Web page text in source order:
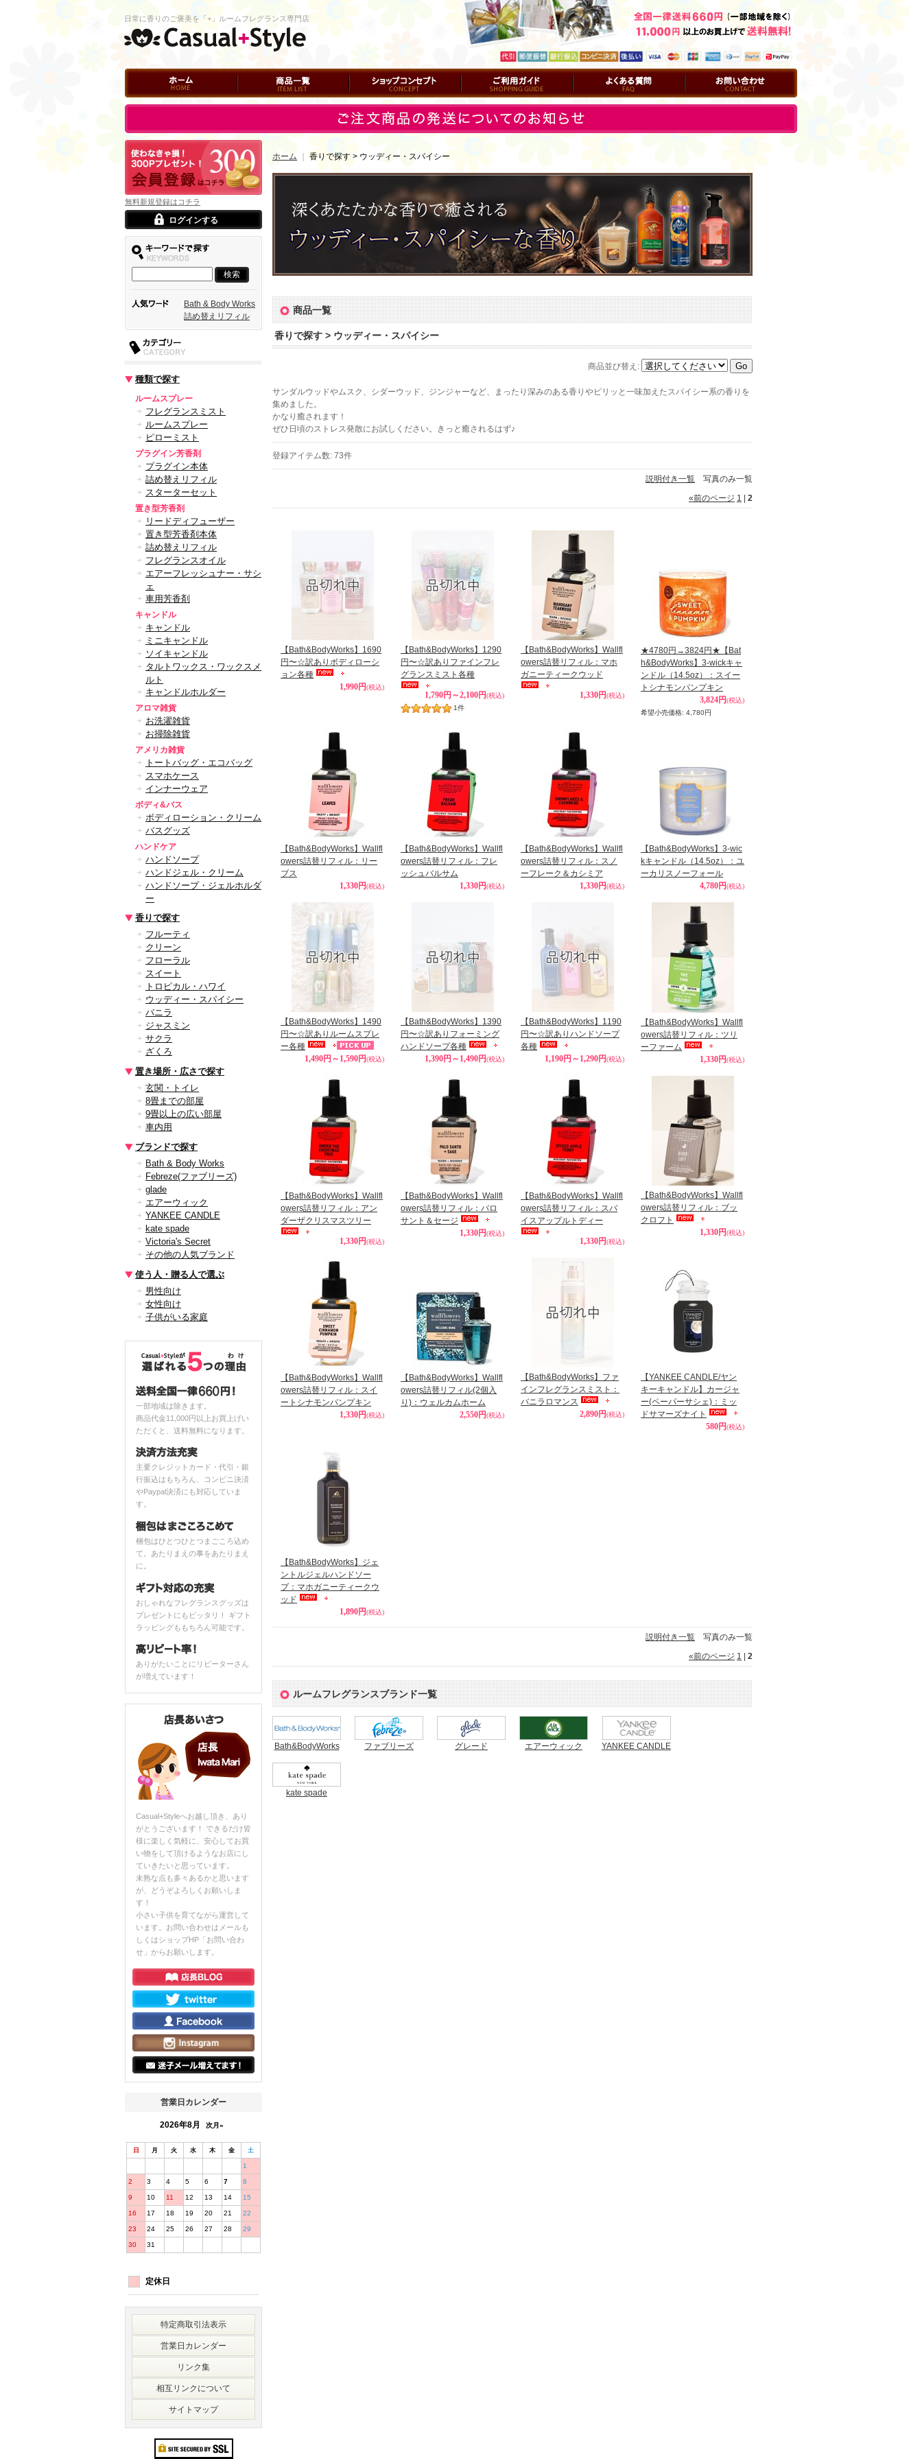
ホーム 商品一覧 ショップコンセプト ご利用ガイド よくある質問 お問い合わせ
日常に香りのご褒美を「+」ルームフレグランス専門店
ログイン
無料新規登録はコチラ
ログインする
Bath & Body Works
詰め替えリフィル
種類で探す
ルームスプレー
フレグランスミスト
ルームスプレー
ピローミスト
プラグイン芳香剤
プラグイン本体
詰め替えリフィル
スターターセット
置き型芳香剤
リードディフューザー
置き型芳香剤本体
詰め替えリフィル
フレグランスオイル
エアーフレッシュナー・サシ
ェ
車用芳香剤
キャンドル
キャンドル
ミニキャンドル
ソイキャンドル
タルトワックス・ワックスメ
ルト
キャンドルホルダー
アロマ雑貨
お洗濯雑貨
お掃除雑貨
アメリカ雑貨
トートバッグ・エコバッグ
スマホケース
インナーウェア
ボディ&バス
ボディローション・クリーム
バスグッズ
ハンドケア
ハンドソープ
ハンドジェル・クリーム
ハンドソープ・ジェルホルダ
ー
香りで探す
フルーティ
クリーン
フローラル
スイート
トロピカル・ハワイ
ウッディー・スパイシー
バニラ
ジャスミン
サクラ
ざくろ
置き場所・広さで探す
玄関・トイレ
8畳までの部屋
9畳以上の広い部屋
車内用
ブランドで探す
Bath & Body Works
Febreze(ファブリーズ)
glade
エアーウィック
YANKEE CANDLE
kate spade
Victoria's Secret
その他の人気ブランド
使う人・贈る人で選ぶ
男性向け
女性向け
子供がいる家庭
一部地域は除きます。
商品代金11,000円以上お買上げい
ただくと、送料無料になります。
主要クレジットカード・代引・銀
行振込はもちろん、コンビニ決済
やPaypal決済にも対応していま
す。
梱包はひとつひとつまごころ込め
て。あたりまえの事をあたりまえ
に。
おしゃれなフレグランスグッズは
プレゼントにもピッタリ！ ギフト
ラッピングももちろん可能です。
ありがたいことにリピーターさん
が増えています！
Casual+Styleへお越し頂き、あり
がとうございます！ できるだけ皆
様に楽しく気軽に、安心してお買
い物をして頂けるようなお店にし
ていきたいと思っています。
未熟な点も多々あるかと思います
が、どうぞよろしくお願いしま
す！
小さい子供を育てながら運営して
います。お問い合わせはメールも
しくはショップHP「お問い合わ
せ」からお願いします。
営業日カレンダー
2026年8月 次月»
日 月 火 水 木 金 土
1
2 3 4 5 6 7 8
9 10 11 12 13 14 15
16 17 18 19 20 21 22
23 24 25 26 27 28 29
30 31
定休日
特定商取引法表示
営業日カレンダー
リンク集
相互リンクについて
サイトマップ
ホーム 香りで探す > ウッディー・スパイシー
商品一覧
香りで探す > ウッディー・スパイシー
商品並び替え :
サンダルウッドやムスク、シダーウッド、ジンジャーなど、まったり深みのある香りやピリッと一味加えたスパイシー系の香りを
集めました。
かなり癒されます！
ぜひ日頃のストレス発散にお試しください。きっと癒されるはず♪
登録アイテム数: 73件
説明付き一覧 写真のみ一覧
«前のページ 1 2
【Bath&BodyWorks】1690
円〜☆訳ありボディローシ
ョン各種
1,990円(税込)
【Bath&BodyWorks】1290
円〜☆訳ありファインフレ
グランスミスト各種
1,790円～2,100円(税込)
1件
【Bath&BodyWorks】Wallfl
owers詰替リフィル：マホ
ガニーティークウッド
1,330円(税込)
★4780円→3824円★【Bat
h&BodyWorks】3-wickキャ
ンドル（14.5oz）：スイー
トシナモンパンプキン
3,824円(税込)
希望小売価格: 4,780円
【Bath&BodyWorks】Wallfl
owers詰替リフィル：リー
ブス
1,330円(税込)
【Bath&BodyWorks】Wallfl
owers詰替リフィル：フレ
ッシュバルサム
1,330円(税込)
【Bath&BodyWorks】Wallfl
owers詰替リフィル：スノ
ーフレーク＆カシミア
1,330円(税込)
【Bath&BodyWorks】3-wic
kキャンドル（14.5oz）：ユ
ーカリスノーフォール
4,780円(税込)
【Bath&BodyWorks】1490
円〜☆訳ありルームスプレ
ー各種
1,490円～1,590円(税込)
【Bath&BodyWorks】1390
円〜☆訳ありフォーミング
ハンドソープ各種
1,390円～1,490円(税込)
【Bath&BodyWorks】1190
円〜☆訳ありハンドソープ
各種
1,190円～1,290円(税込)
【Bath&BodyWorks】Wallfl
owers詰替リフィル：ツリ
ーファーム
1,330円(税込)
【Bath&BodyWorks】Wallfl
owers詰替リフィル：アン
ダーザクリスマスツリー
1,330円(税込)
【Bath&BodyWorks】Wallfl
owers詰替リフィル：パロ
サント＆セージ
1,330円(税込)
【Bath&BodyWorks】Wallfl
owers詰替リフィル：スパ
イスアップルトディー
1,330円(税込)
【Bath&BodyWorks】Wallfl
owers詰替リフィル：ブッ
クロフト
1,330円(税込)
【Bath&BodyWorks】Wallfl
owers詰替リフィル：スイ
ートシナモンパンプキン
1,330円(税込)
【Bath&BodyWorks】Wallfl
owers詰替リフィル(2個入
り)：ウェルカムホーム
2,550円(税込)
【Bath&BodyWorks】ファ
インフレグランスミスト：
バニラロマンス
2,890円(税込)
【YANKEE CANDLE/ヤン
キーキャンドル】カージャ
ー(ペーパーサシェ)：ミッ
ドサマーズナイト
580円(税込)
【Bath&BodyWorks】ジェ
ントルジェルハンドソー
プ：マホガニーティークウ
ッド
1,890円(税込)
説明付き一覧 写真のみ一覧
«前のページ 1 2
ルームフレグランスブランド一覧
Bath&BodyWorks ファブリーズ グレード エアーウィック YANKEE CANDLE
kate spade